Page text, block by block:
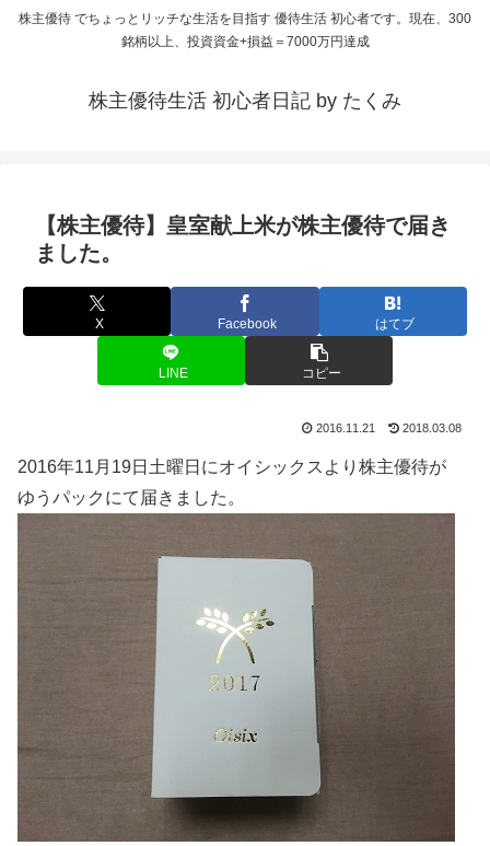
株主優待 でちょっとリッチな生活を目指す 優待生活 初心者です。現在、300
銘柄以上、投資資金+損益＝7000万円達成
株主優待生活 初心者日記 by たくみ
【株主優待】皇室献上米が株主優待で届き
ました。
X Facebook はてブ
LINE コピー
2016.11.21 2018.03.08
2016年11月19日土曜日にオイシックスより株主優待が
ゆうパックにて届きました。